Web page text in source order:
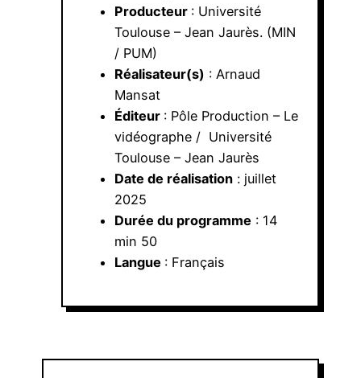
Producteur : Université
Toulouse – Jean Jaurès. (MIN
/ PUM)
Réalisateur(s) : Arnaud
Mansat
Éditeur : Pôle Production – Le
vidéographe / Université
Toulouse – Jean Jaurès
Date de réalisation : juillet
2025
Durée du programme : 14
min 50
Langue : Français